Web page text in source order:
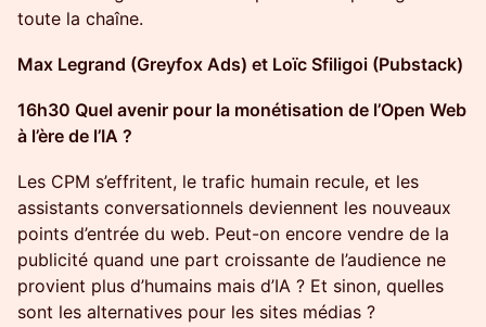
toute la chaîne.
Max Legrand (Greyfox Ads) et Loïc Sfiligoi (Pubstack)
16h30 Quel avenir pour la monétisation de l’Open Web
à l’ère de l’IA ?
Les CPM s’effritent, le trafic humain recule, et les
assistants conversationnels deviennent les nouveaux
points d’entrée du web. Peut-on encore vendre de la
publicité quand une part croissante de l’audience ne
provient plus d’humains mais d’IA ? Et sinon, quelles
sont les alternatives pour les sites médias ?